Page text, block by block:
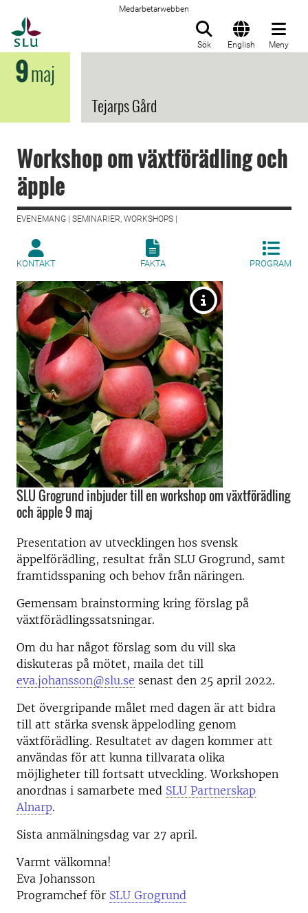
Medarbetarwebben
Sök English Meny
9maj
Tejarps Gård
Workshop om växtförädling och
äpple
EVENEMANG | SEMINARIER, WORKSHOPS |
KONTAKT FAKTA PROGRAM
SLU Grogrund inbjuder till en workshop om växtförädling
och äpple 9 maj
Presentation av utvecklingen hos svensk
äppelförädling, resultat från SLU Grogrund, samt
framtidsspaning och behov från näringen.
Gemensam brainstorming kring förslag på
växtförädlingssatsningar.
Om du har något förslag som du vill ska
diskuteras på mötet, maila det till
eva.johansson@slu.se senast den 25 april 2022.
Det övergripande målet med dagen är att bidra
till att stärka svensk äppelodling genom
växtförädling. Resultatet av dagen kommer att
användas för att kunna tillvarata olika
möjligheter till fortsatt utveckling. Workshopen
anordnas i samarbete med SLU Partnerskap
Alnarp.
Sista anmälningsdag var 27 april.
Varmt välkomna!
Eva Johansson
Programchef för SLU Grogrund